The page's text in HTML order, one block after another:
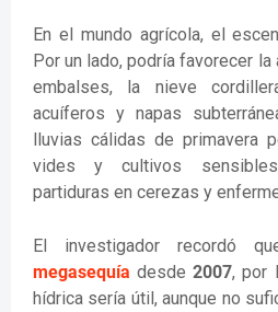
En el mundo agrícola, el
Por un lado, podría favorecer la
embalses, la nieve
acuíferos y napas
lluvias cálidas de primavera
vides y cultivos
partiduras en cerezas y
El investigador recordó
megasequía desde2007, por
hídrica sería útil, aunque no